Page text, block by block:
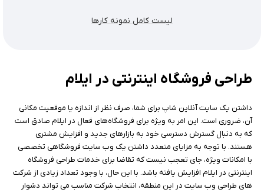
لیست کامل نمونه کارها
طراحی فروشگاه اینترنتی در ایلام
داشتن یک سایت آنلاین شاپ برای شما، صرف نظر از اندازه یا موقعیت مکانی
آن، ضروری است. این امر به ویژه برای فروشگاه‌های فعال در ایلام صادق است
که به دنبال گسترش دسترسی خود به بازارهای جدید و افزایش مشتری
هستند. با توجه به مزایای متعدد داشتن یک وب سایت فروشگاهی تخصصی
با امکانات ویژه، جای تعجب نیست که تقاضا برای خدمات طراحی فروشگاه
اینترنتی در ایلام افزایش یافته باشد. با این حال، با وجود تعداد زیادی از شرکت
های طراحی وب سایت در این منطقه، انتخاب شرکت مناسب می تواند دشوار